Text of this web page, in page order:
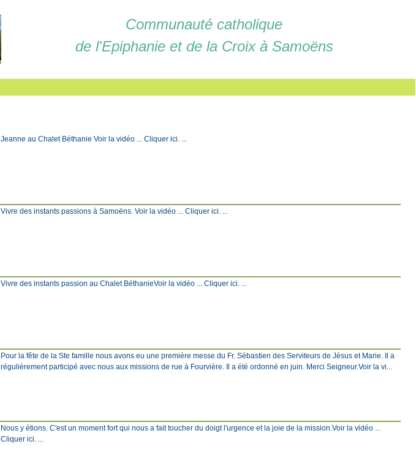
Communauté catholique
de l'Epiphanie et de la Croix à Samoëns
Jeanne au Chalet Béthanie Voir la vidéo ... Cliquer ici. ...
Vivre des instants passions à Samoëns. Voir la vidéo ... Cliquer ici. ...
Vivre des instants passion au Chalet BéthanieVoir la vidéo ... Cliquer ici. ...
Pour la fête de la Ste famille nous avons eu une première messe du Fr. Sébastien des Serviteurs de Jésus et Marie. Il a
régulièrement participé avec nous aux missions de rue à Fourvière. Il a été ordonné en juin. Merci Seigneur.Voir la vi...
Nous y étions. C'est un moment fort qui nous a fait toucher du doigt l'urgence et la joie de la mission.Voir la vidéo ...
Cliquer ici. ...